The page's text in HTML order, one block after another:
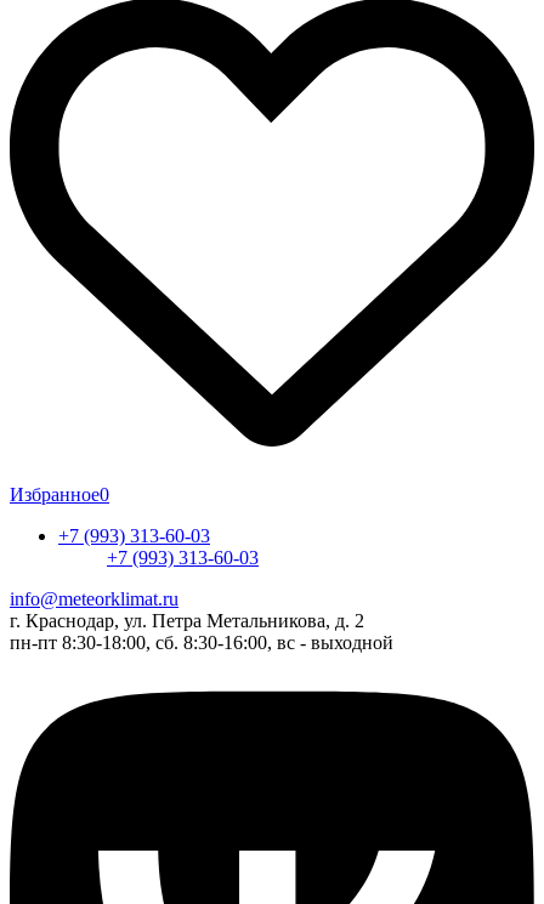
Избранное0
+7 (993) 313-60-03
+7 (993) 313-60-03
info@meteorklimat.ru
г. Краснодар, ул. Петра Метальникова, д. 2
пн-пт 8:30-18:00, сб. 8:30-16:00, вс - выходной